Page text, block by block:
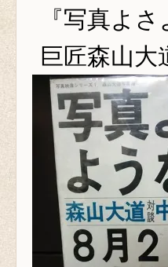
『写真よ
巨匠森山